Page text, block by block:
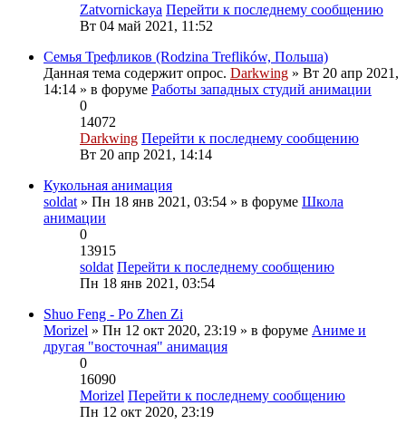
Zatvornickaya Перейти к последнему сообщению
Вт 04 май 2021, 11:52
Семья Трефликов (Rodzina Treflików, Польша)
Данная тема содержит опрос. Darkwing » Вт 20 апр 2021,
14:14 » в форуме Работы западных студий анимации
0
14072
Darkwing Перейти к последнему сообщению
Вт 20 апр 2021, 14:14
Кукольная анимация
soldat » Пн 18 янв 2021, 03:54 » в форуме Школа
анимации
0
13915
soldat Перейти к последнему сообщению
Пн 18 янв 2021, 03:54
Shuo Feng - Po Zhen Zi
Morizel » Пн 12 окт 2020, 23:19 » в форуме Аниме и
другая "восточная" анимация
0
16090
Morizel Перейти к последнему сообщению
Пн 12 окт 2020, 23:19